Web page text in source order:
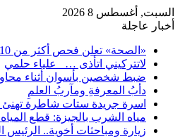
السبت, أغسطس 8 2026
أخبار عاجلة
«الصحة» تعلن فحص أكثر من 10 ملايين طفل
لاتتركيني اتأذى … علياء حلمي
ضبط شخصين بأسوان أثناء
دأبُ المعرفةِ ومآربُ العلمِ
اسرة جريدة ستات شاطرة تهنئ
مياه الشرب بالجيزة: قطع
زيارة ومباحثات أخوية..